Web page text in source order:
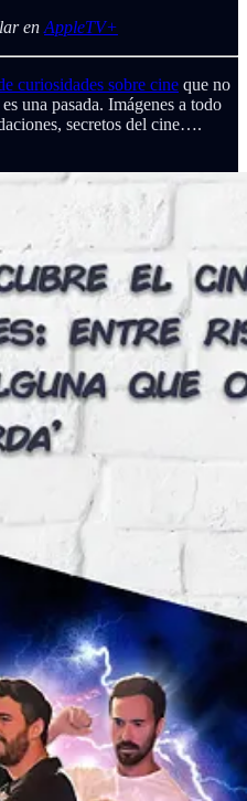
en AppleTV+
curiosidades sobre cine que no
una pasada. Imágenes a todo
secretos del cine….